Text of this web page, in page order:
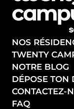
NOS
TWENTY
NOTRE BLOG
DÉPOSE TON
CONTACTEZ-
FAQ